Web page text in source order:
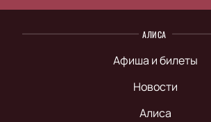
АЛИСА
Афиша и билеты
Новости
Алиса